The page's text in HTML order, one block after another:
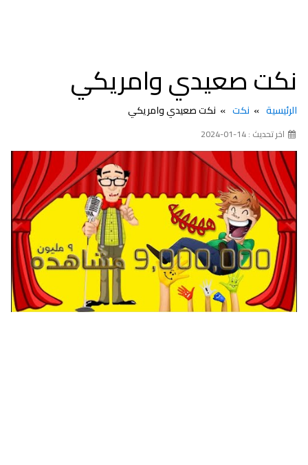
نكت صعيدي وامريكي
الرئيسية نكت نكت صعيدي وامريكي
اخر تحديث : 14-01-2024